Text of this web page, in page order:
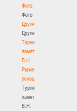
Фото
Фото
Другие
Другие
Турнир
памяти
В.Н.
Рыженкова
(юноши)
Турнир
памяти
В.Н.